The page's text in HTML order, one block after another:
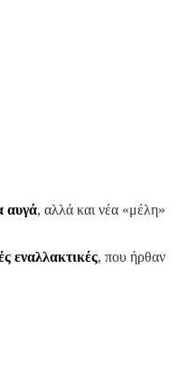
αυγά, αλλά και νέα «μέλη»
εναλλακτικές, που ήρθαν